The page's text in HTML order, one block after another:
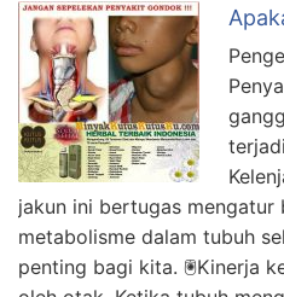
jakun ini bertugas mengatur
metabolisme dalam tubuh
penting bagi kita. 🖲Kinerja